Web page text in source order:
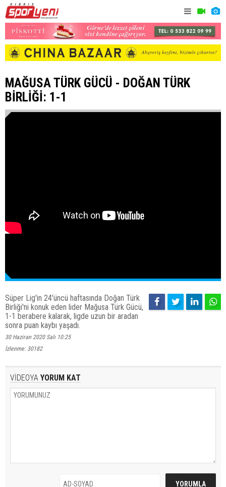
MAĞUSA TÜRK GÜCÜ - DOĞAN TÜRK
BİRLİĞİ: 1-1
Süper Lig'in 24'üncü haftasında Doğan Türk
Birliği'ni konuk eden lider Mağusa Türk Gücü,
1-1 berabere kalarak, ligde uzun bir aradan
sonra puan kaybı yaşadı.
30 Haziran 2020 Salı 10:25
İzlenme: 30182
VİDEOYA YORUM KAT